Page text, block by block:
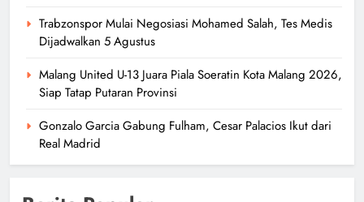
Alex Marquez Menang Lagi di
Jerez, Marc Marquez Crash di
MotoGP Spanyol 2026
author 3 bulan ago 0
Trabzonspor Mulai Negosiasi Mohamed Salah, Tes Medis
Dijadwalkan 5 Agustus
Malang United U-13 Juara Piala Soeratin Kota Malang 2026,
Siap Tatap Putaran Provinsi
Gonzalo Garcia Gabung Fulham, Cesar Palacios Ikut dari
Real Madrid